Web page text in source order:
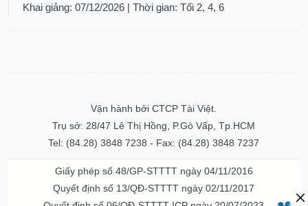
Khai giảng: 07/12/2026 | Thời gian: Tối 2, 4, 6
Vận hành bởi CTCP Tài Việt.
Trụ sở: 28/47 Lê Thị Hồng, P.Gò Vấp, Tp.HCM
Tel: (84.28) 3848 7238 - Fax: (84.28) 3848 7237
Giấy phép số 48/GP-STTTT ngày 04/11/2016
Quyết định số 13/QĐ-STTTT ngày 02/11/2017